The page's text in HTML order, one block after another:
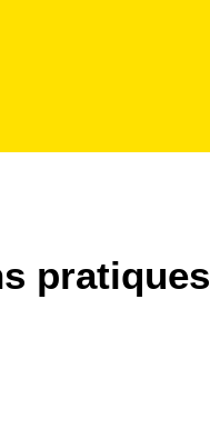
pratiques